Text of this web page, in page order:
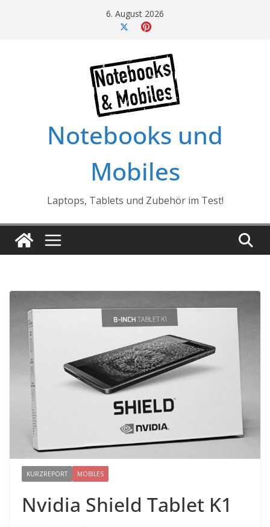
6. August 2026
Notebooks und
Mobiles
Laptops, Tablets und Zubehör im Test!
KURZREPORT MOBILES
Nvidia Shield Tablet K1